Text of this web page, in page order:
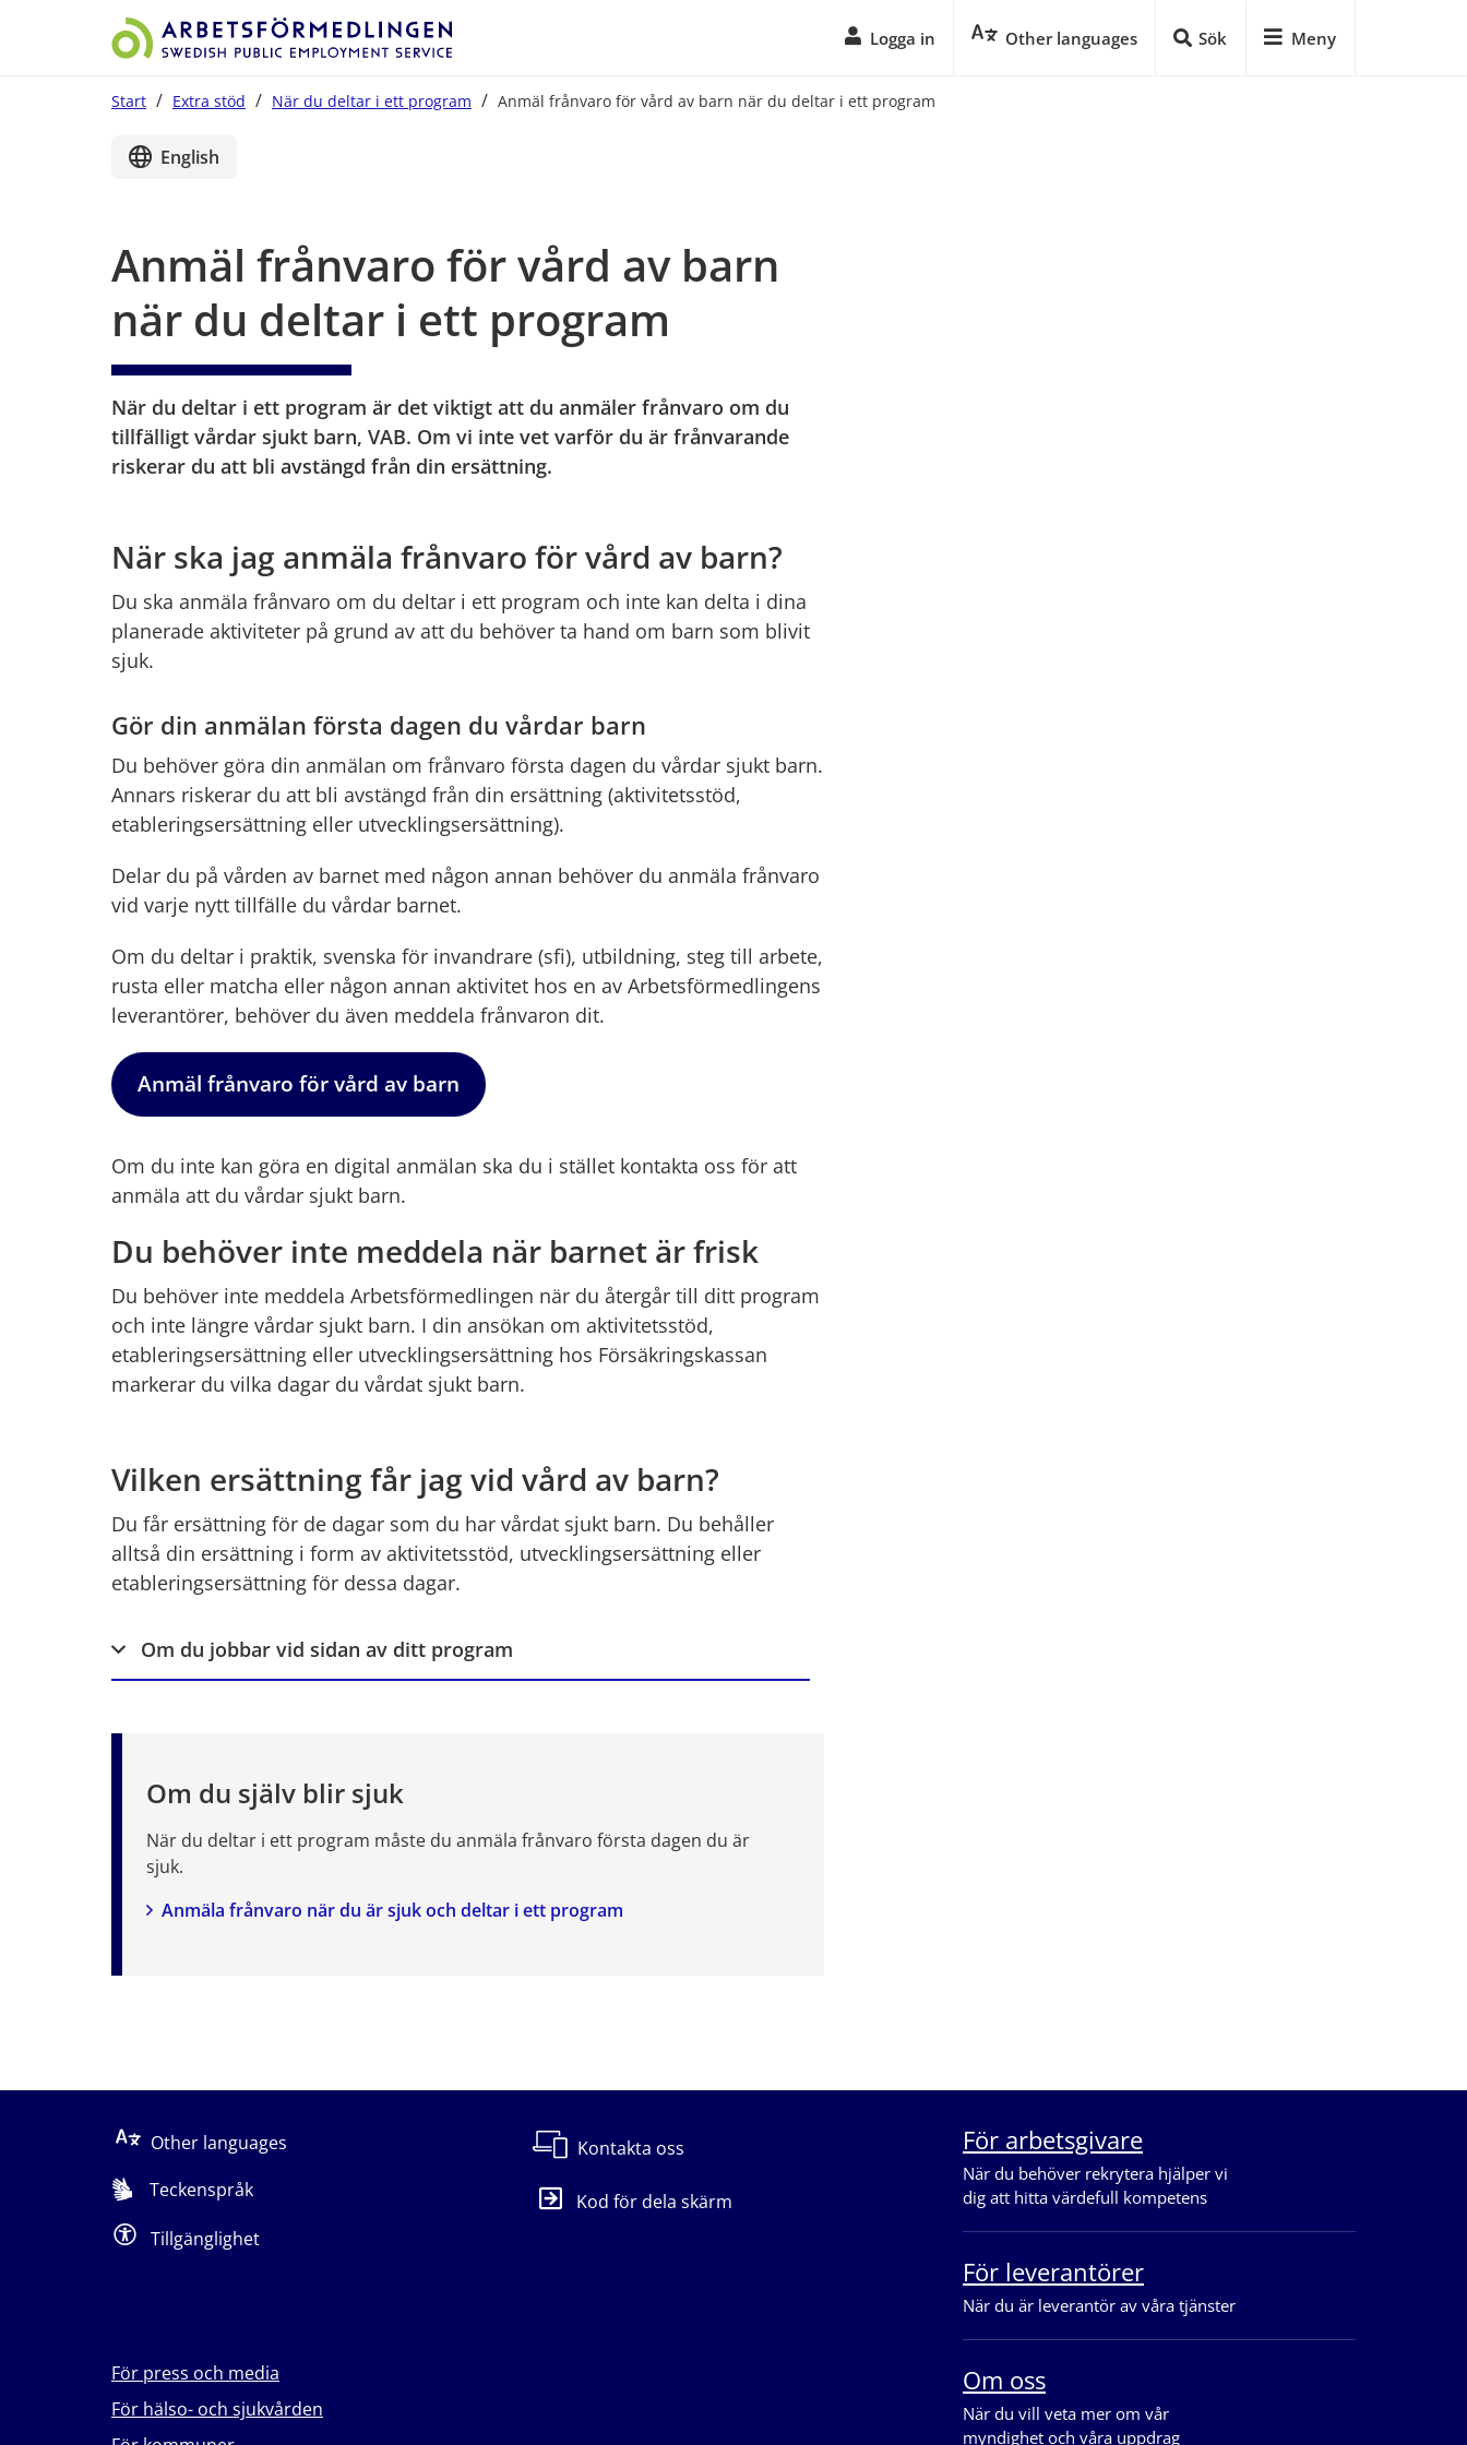
Logga in Other languages Sök Meny
Start / Extra stöd / När du deltar i ett program / Anmäl frånvaro för vård av barn när du deltar i ett program
English
Anmäl frånvaro för vård av barn
när du deltar i ett program
När du deltar i ett program är det viktigt att du anmäler frånvaro om du
tillfälligt vårdar sjukt barn, VAB. Om vi inte vet varför du är frånvarande
riskerar du att bli avstängd från din ersättning.
När ska jag anmäla frånvaro för vård av barn?
Du ska anmäla frånvaro om du deltar i ett program och inte kan delta i dina
planerade aktiviteter på grund av att du behöver ta hand om barn som blivit
sjuk.
Gör din anmälan första dagen du vårdar barn
Du behöver göra din anmälan om frånvaro första dagen du vårdar sjukt barn.
Annars riskerar du att bli avstängd från din ersättning (aktivitetsstöd,
etableringsersättning eller utvecklingsersättning).
Delar du på vården av barnet med någon annan behöver du anmäla frånvaro
vid varje nytt tillfälle du vårdar barnet.
Om du deltar i praktik, svenska för invandrare (sfi), utbildning, steg till arbete,
rusta eller matcha eller någon annan aktivitet hos en av Arbetsförmedlingens
leverantörer, behöver du även meddela frånvaron dit.
Anmäl frånvaro för vård av barn
Om du inte kan göra en digital anmälan ska du i stället kontakta oss för att
anmäla att du vårdar sjukt barn.
Du behöver inte meddela när barnet är frisk
Du behöver inte meddela Arbetsförmedlingen när du återgår till ditt program
och inte längre vårdar sjukt barn. I din ansökan om aktivitetsstöd,
etableringsersättning eller utvecklingsersättning hos Försäkringskassan
markerar du vilka dagar du vårdat sjukt barn.
Vilken ersättning får jag vid vård av barn?
Du får ersättning för de dagar som du har vårdat sjukt barn. Du behåller
alltså din ersättning i form av aktivitetsstöd, utvecklingsersättning eller
etableringsersättning för dessa dagar.
Om du jobbar vid sidan av ditt program
Om du själv blir sjuk
När du deltar i ett program måste du anmäla frånvaro första dagen du är
sjuk.
Anmäla frånvaro när du är sjuk och deltar i ett program
Other languages
Teckenspråk
Tillgänglighet
Kontakta oss
Kod för dela skärm
För press och media
För hälso- och sjukvården
För arbetsgivare
När du behöver rekrytera hjälper vi
dig att hitta värdefull kompetens
För leverantörer
När du är leverantör av våra tjänster
Om oss
När du vill veta mer om vår
myndighet och våra uppdrag